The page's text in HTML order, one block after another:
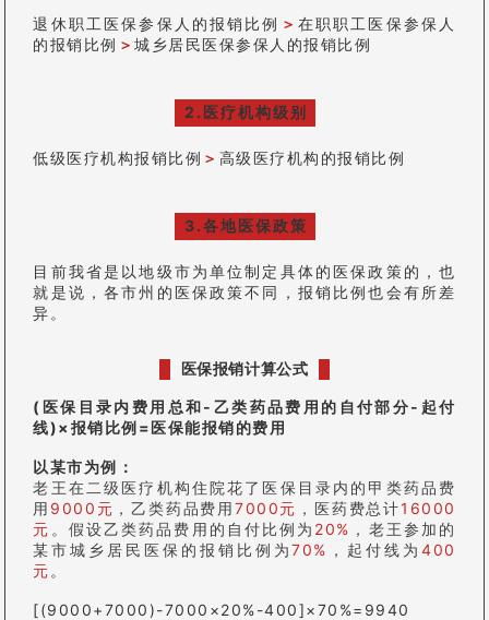
退休职工医保参保人的报销比例 ＞ 在职职工医保参保人
的报销比例 ＞城乡居民医保参保人的报销比例
2.医疗机构级别
低级医疗机构报销比例 ＞ 高级医疗机构的报销比例
3.各地医保政策
目前我省是以地级市为单位制定具体的医保政策的，也
就是说，各市州的医保政策不同，报销比例也会有所差
异。
医保报销计算公式
(医保目录内费用总和-乙类药品费用的自付部分-起付
线)×报销比例=医保能报销的费用
以某市为例：
老王在二级医疗机构住院花了医保目录内的甲类药品费
用 9000元 ，乙类药品费用7000元 ，医药费总计16000
元 。假设乙类药品费用的自付比例为 20% ，老王参加的
某市城乡居民医保的报销比例为70% ，起付线为400
元 。
[(9000+7000)-7000×20%-400]×70%=9940